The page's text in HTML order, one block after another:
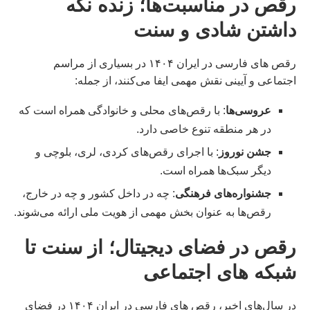
رقص در مناسبت‌ها؛ زنده نگه‌
داشتن شادی و سنت
رقص‌ های فارسی در ایران ۱۴۰۴ در بسیاری از مراسم
اجتماعی و آیینی نقش مهمی ایفا می‌کنند، از جمله:
عروسی‌ها: با رقص‌های محلی و خانوادگی همراه است که
در هر منطقه تنوع خاصی دارد.
جشن نوروز : با اجرای رقص‌های کردی، لری، بلوچی و
دیگر سبک‌ها همراه است.
جشنواره‌های فرهنگی: چه در داخل کشور و چه در خارج،
رقص‌ها به عنوان بخش مهمی از هویت ملی ارائه می‌شوند.
رقص در فضای دیجیتال؛ از سنت تا
شبکه‌ های اجتماعی
در سال‌های اخیر، رقص‌ های فارسی در ایران ۱۴۰۴ در فضای